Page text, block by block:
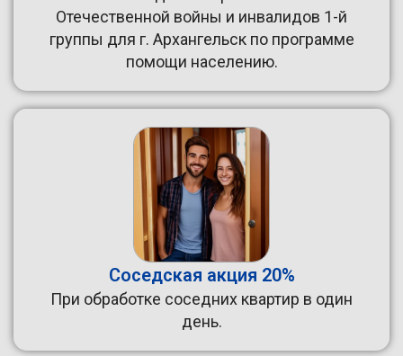
Отечественной войны и инвалидов 1-й
группы для г. Архангельск по программе
помощи населению.
Соседская акция 20%
При обработке соседних квартир в один
день.